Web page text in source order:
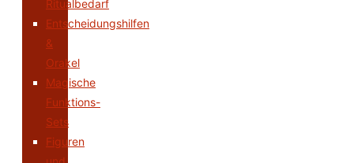
Ritualbedarf
Entscheidungshilfen
&
Orakel
Magische
Funktions-
Sets
Figuren